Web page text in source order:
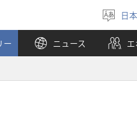
言
語
を
選
日
ー ニュース